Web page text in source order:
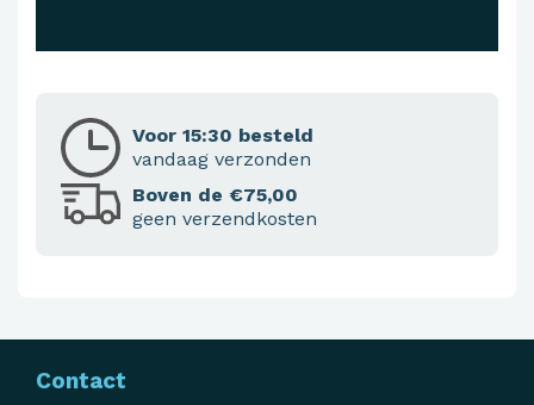
Voor 15:30 besteld
vandaag verzonden
Boven de €75,00
geen verzendkosten
Contact